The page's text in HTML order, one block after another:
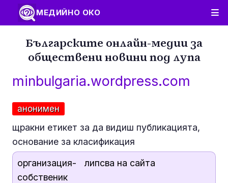
МЕДИЙНО ОКО
Българските онлайн-медии за
обществени новини под лупа
minbulgaria.wordpress.com
анонимен
щракни етикет за да видиш публикацията,
основание за класификация
организация-
собственик
липсва на сайта